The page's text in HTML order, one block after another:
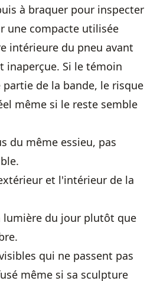
à braquer pour inspecter
une compacte utilisée
intérieure du pneu avant
inaperçue. Si le témoin
de la bande, le risque
même si le reste semble
du même essieu, pas
et l'intérieur de la
lumière du jour plutôt que
qui ne passent pas
même si sa sculpture